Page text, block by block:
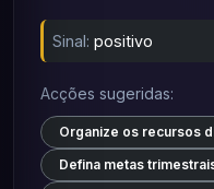
Sinal: positivo
Acções sugeridas:
Organize os recursos
Defina metas